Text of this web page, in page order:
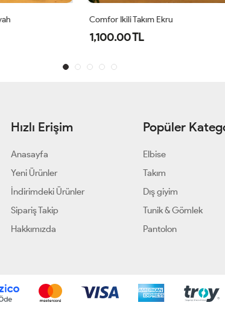
Lidya İkili Takım Siyah
640.00 TL
Hızlı Erişim
Anasayfa
Yeni Ürünler
İndirimdeki Ürünler
Sipariş Takip
Hakkımızda
Popüler
Elbise
Takım
Dış giyim
Tunik & Gömlek
Pantolon